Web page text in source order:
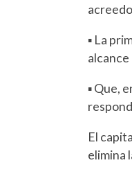
▪ La
▪ Que,
El
elimina